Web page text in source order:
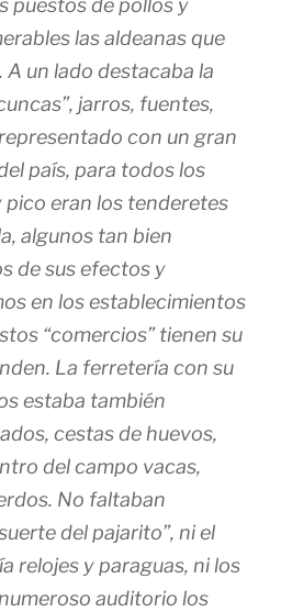
puestos de pollos y
las aldeanas que
un lado destacaba la
jarros, fuentes,
con un gran
país, para todos los
eran los tenderetes
algunos tan bien
de sus efectos y
en los establecimientos
“comercios” tienen su
La ferretería con su
estaba también
cestas de huevos,
del campo vacas,
No faltaban
del pajarito”, ni el
relojes y paraguas, ni los
auditorio los